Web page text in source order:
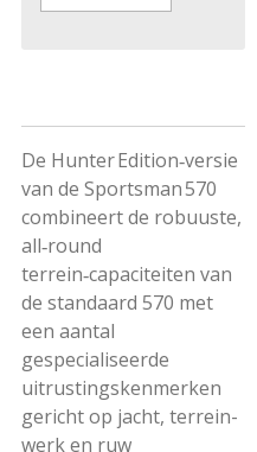
De Hunter Edition‑versie
van de Sportsman 570
combineert de robuuste,
all‑round
terrein‑capaciteiten van
de standaard 570 met
een aantal
gespecialiseerde
uitrustingskenmerken
gericht op jacht, terrein­
werk en ruw